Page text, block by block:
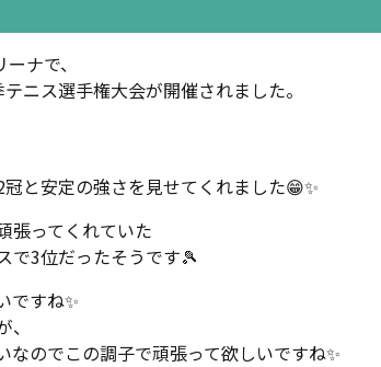
ナで、
ニス選手権大会が開催されました。
と安定の強さを見せてくれました😁✨
張ってくれていた
で3位だったそうです🎾
ですね✨
のでこの調子で頑張って欲しいですね✨